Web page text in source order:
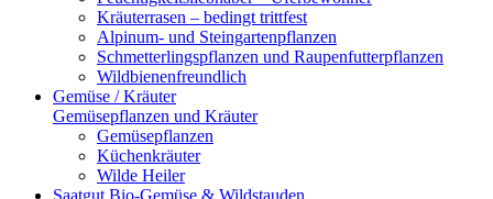
Kräuterrasen – bedingt trittfest
Alpinum- und Steingartenpflanzen
Schmetterlingspflanzen und Raupenfutterpflanzen
Wildbienenfreundlich
Gemüse / Kräuter
Gemüsepflanzen und Kräuter
Gemüsepflanzen
Küchenkräuter
Wilde Heiler
Saatgut Bio-Gemüse & Wildstauden